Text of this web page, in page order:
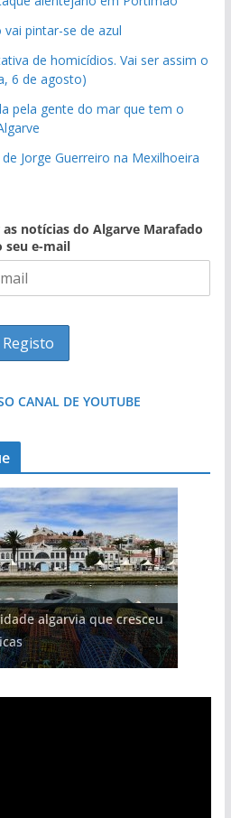
pintar-se de azul
de homicídios. Vai ser assim o
6 de agosto)
pela gente do mar que tem o
Jorge Guerreiro na Mexilhoeira
as notícias do Algarve Marafado
seu e-mail
CANAL DE YOUTUBE
algarvia que cresceu